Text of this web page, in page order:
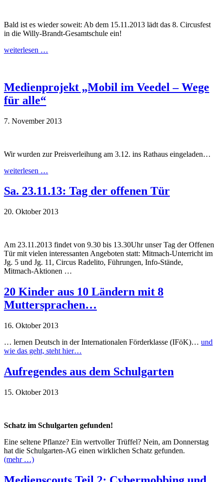
Bald ist es wieder soweit: Ab dem 15.11.2013 lädt das 8. Circusfest
in die Willy-Brandt-Gesamtschule ein!
weiterlesen …
Medienprojekt „Mobil im Veedel – Wege
für alle“
7. November 2013
Wir wurden zur Preisverleihung am 3.12. ins Rathaus eingeladen…
weiterlesen …
Sa. 23.11.13: Tag der offenen Tür
20. Oktober 2013
Am 23.11.2013 findet von 9.30 bis 13.30Uhr unser Tag der Offenen
Tür mit vielen interessanten Angeboten statt: Mitmach-Unterricht im
Jg. 5 und Jg. 11, Circus Radelito, Führungen, Info-Stände,
Mitmach-Aktionen …
20 Kinder aus 10 Ländern mit 8
Muttersprachen…
16. Oktober 2013
… lernen Deutsch in der Internationalen Förderklasse (IFöK)… und
wie das geht, steht hier…
Aufregendes aus dem Schulgarten
15. Oktober 2013
Schatz im Schulgarten gefunden!
Eine seltene Pflanze? Ein wertvoller Trüffel? Nein, am Donnerstag
hat die Schulgarten-AG einen wirklichen Schatz gefunden.
(mehr …)